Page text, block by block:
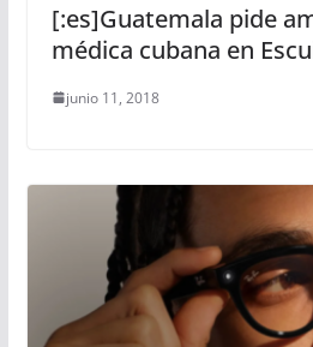
[:es]Guatemala pide
médica cubana en
junio 11, 2018